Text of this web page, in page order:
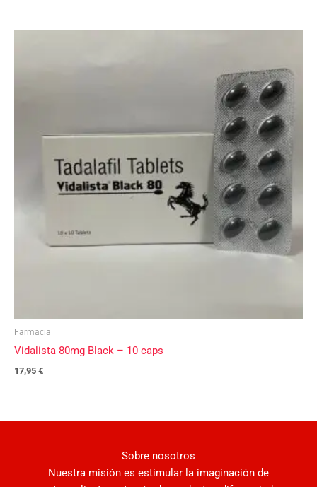
Farmacia
Vidalista 80mg Black – 10 caps
17,95 €
Sobre nosotros
Nuestra misión es estimular la imaginación de